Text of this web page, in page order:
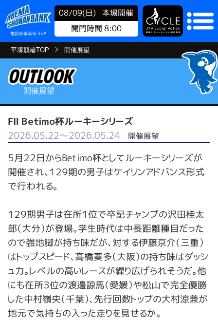
電話投票番号 35#
08/09(日)
本場開催
開門時間 8:00
平塚競輪TOP 開催展望
開催展望
FⅡ Ｂｅｔｉｍｏ杯ルーキーシリーズ
2026.05.22～2026.05.24
開催展望
５月２２日からBetimo杯としてルーキーシリーズが
開催され、１２９期の男子はケイリンアドバンス形式
で行われる。
１２９期男子は在所１位で卒記チャンプの沢田桂太
郎（大分）が登場。学生時代は中長距離種目だった
ので強地脚が持ち味だが、対する伊藤京介（三重）
はトップスピード、高橋奏多（大阪）の持ち味はダッシ
ュ力。レベルの高いレースが繰り広げられそうだ。他
にも在所３位の渡邊諒馬（愛媛）や松山で完全優勝
した中村嶺央（千葉）、先行回数トップの大村涼兼が
地元で気持ちの入った走りを見せるか。